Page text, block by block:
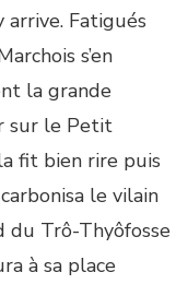
arrive. Fatigués
s’en
la grande
sur le Petit
fit bien rire puis
le vilain
du Trô-Thyôfosse
à sa place